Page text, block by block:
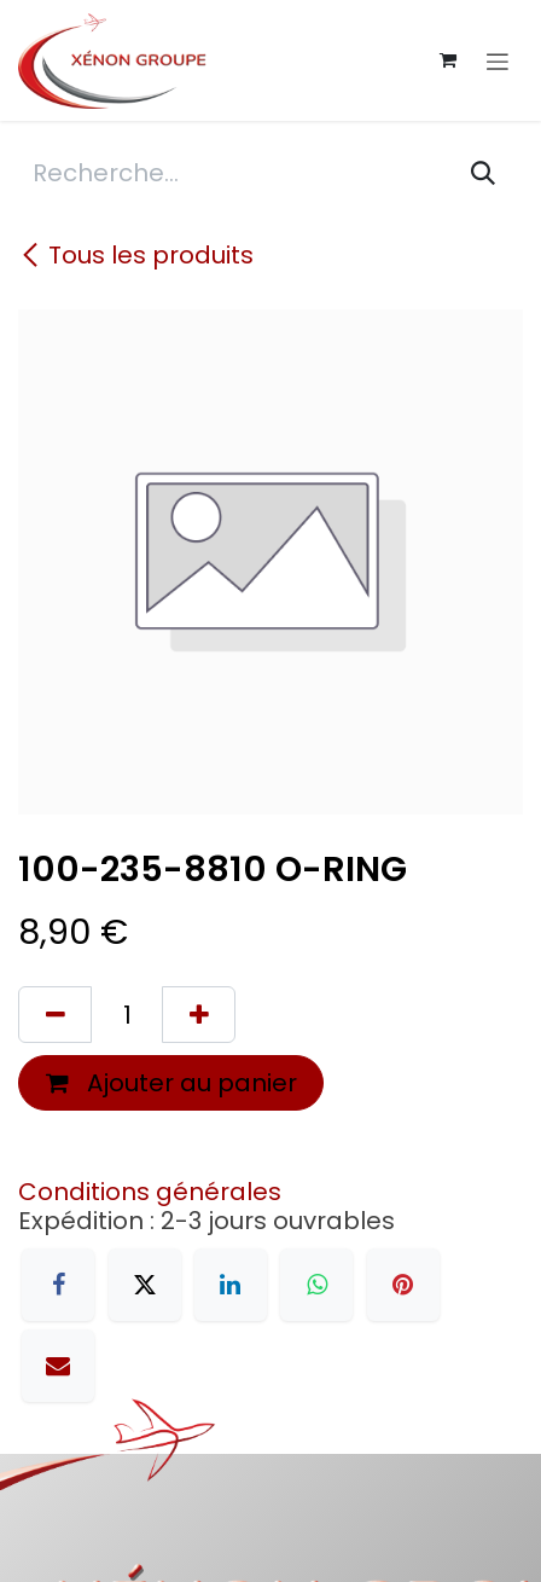
Se rendre au contenu
Tous les produits
100-235-8810 O-RING
8,90 €
Ajouter au panier
Conditions générales
Expédition : 2-3 jours ouvrables